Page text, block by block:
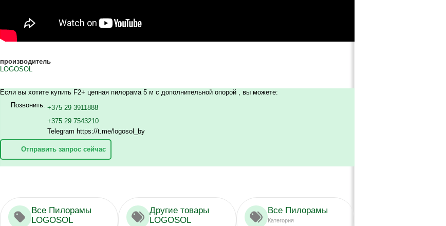
производитель
LOGOSOL
Если вы хотите купить F2+ цепная пилорама 5 м с дополнительной опорой , вы можете:
Позвонить: +375 29 3911888
+375 29 7543210
Telegram https://t.me/logosol_by
Отправить запрос сейчас
Все Пилорамы
LOGOSOL
Другие товары
LOGOSOL
Все Пилорамы
Категория